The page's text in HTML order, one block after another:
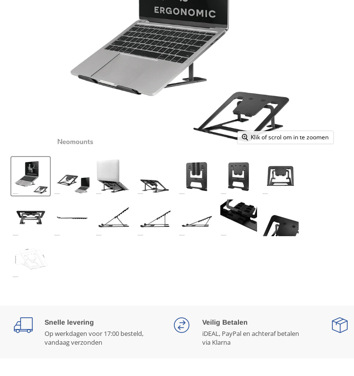
Klik of scrol om in te zoomen
Snelle levering
Op werkdagen voor 17:00 besteld,
vandaag verzonden
Veilig Betalen
iDEAL, PayPal en achteraf betalen
via Klarna